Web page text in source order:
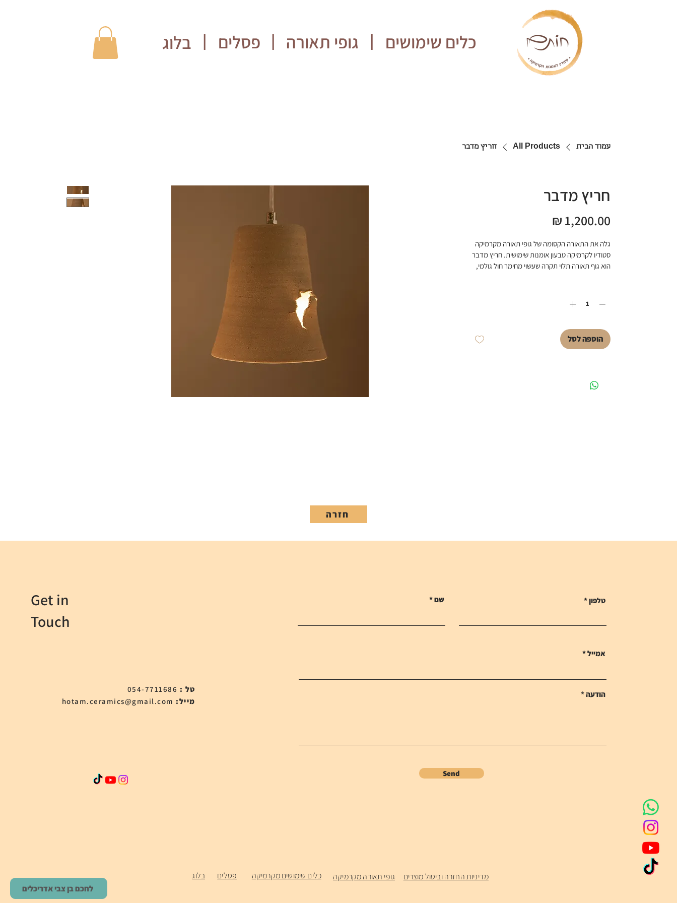
בלוג פסלים גופי תאורה כלים שימושים
עמוד הבית All Products חריץ מדבר
חריץ מדבר
גלה את התאורה הקסומה של גופי תאורה מקרמיקה
סטודיו לקרמיקה טבעון אומנות שימושית. חריץ מדבר
הוא גוף תאורה תלוי תקרה שעשוי מחימר חול גולמי,
לשפר את האווירה האינטימית. התאם אישית את
עוצמת האור בהתבסס על המיקום הספציפי בחלל
הוספה לסל
חזרה
Get in
Touch
טל : 054-7711686
hotam.ceramics@gmail.com
:מייל
שם טלפון
אמייל
הודעה
Send
בלוג פסלים כלים שימושים מקרמיקה גופי תאורה מקרמיקה
מדיניות החזרה וביטול מוצרים
לחכם בן צבי אדריכלים